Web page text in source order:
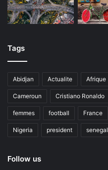
Tags
Abidjan Actualite Afrique
Cameroun Cristiano Ronaldo
femmes football France
Nigeria president senegal
Follow us